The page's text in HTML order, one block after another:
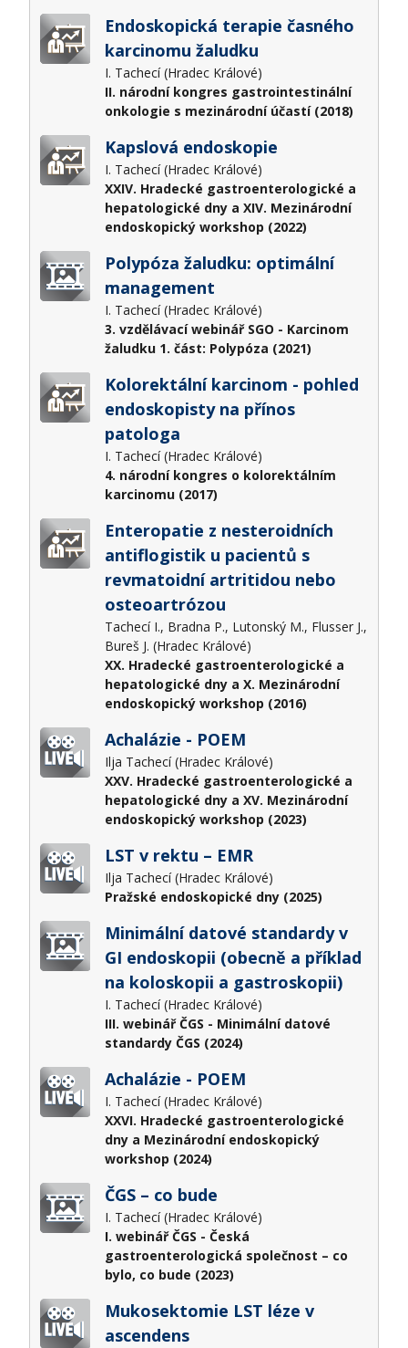
Endoskopická terapie časného
karcinomu žaludku
I. Tachecí (Hradec Králové)
II. národní kongres gastrointestinální
onkologie s mezinárodní účastí (2018)
Kapslová endoskopie
I. Tachecí (Hradec Králové)
XXIV. Hradecké gastroenterologické a
hepatologické dny a XIV. Mezinárodní
endoskopický workshop (2022)
Polypóza žaludku: optimální
management
I. Tachecí (Hradec Králové)
3. vzdělávací webinář SGO - Karcinom
žaludku 1. část: Polypóza (2021)
Kolorektální karcinom - pohled
endoskopisty na přínos
patologa
I. Tachecí (Hradec Králové)
4. národní kongres o kolorektálním
karcinomu (2017)
Enteropatie z nesteroidních
antiflogistik u pacientů s
revmatoidní artritidou nebo
osteoartrózou
Tachecí I., Bradna P., Lutonský M., Flusser J.,
Bureš J. (Hradec Králové)
XX. Hradecké gastroenterologické a
hepatologické dny a X. Mezinárodní
endoskopický workshop (2016)
Achalázie - POEM
Ilja Tachecí (Hradec Králové)
XXV. Hradecké gastroenterologické a
hepatologické dny a XV. Mezinárodní
endoskopický workshop (2023)
LST v rektu – EMR
Ilja Tachecí (Hradec Králové)
Pražské endoskopické dny (2025)
Minimální datové standardy v
GI endoskopii (obecně a příklad
na koloskopii a gastroskopii)
I. Tachecí (Hradec Králové)
III. webinář ČGS - Minimální datové
standardy ČGS (2024)
Achalázie - POEM
I. Tachecí (Hradec Králové)
XXVI. Hradecké gastroenterologické
dny a Mezinárodní endoskopický
workshop (2024)
ČGS – co bude
I. Tachecí (Hradec Králové)
I. webinář ČGS - Česká
gastroenterologická společnost – co
bylo, co bude (2023)
Mukosektomie LST léze v
ascendens